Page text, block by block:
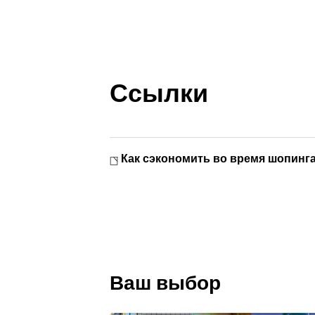
Ссылки
Как сэкономить во время
Ваш выбор